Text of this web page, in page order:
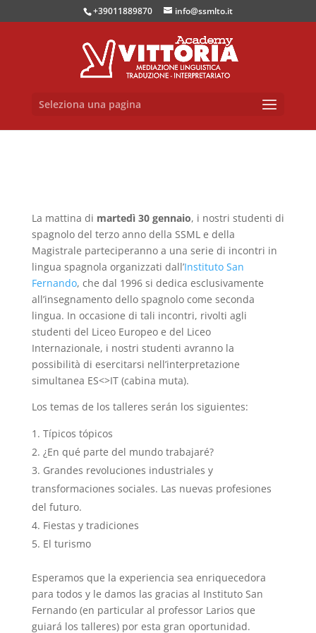
+39011889870 info@ssmlto.it
Seleziona una pagina
La mattina di martedì 30 gennaio, i nostri studenti di
spagnolo del terzo anno della SSML e della
Magistrale parteciperanno a una serie di incontri in
lingua spagnola organizzati dall’Instituto San
Fernando, che dal 1996 si dedica esclusivamente
all’insegnamento dello spagnolo come seconda
lingua. In occasione di tali incontri, rivolti agli
studenti del Liceo Europeo e del Liceo
Internazionale, i nostri studenti avranno la
possibilità di esercitarsi nell’interpretazione
simultanea ES<>IT (cabina muta).
Los temas de los talleres serán los siguientes:
Típicos tópicos
¿En qué parte del mundo trabajaré?
Grandes revoluciones industriales y
transformaciones sociales. Las nuevas profesiones
del futuro.
Fiestas y tradiciones
El turismo
Esperamos que la experiencia sea enriquecedora
para todos y le damos las gracias al Instituto San
Fernando (en particular al professor Larios que
guiará los talleres) por esta gran oportunidad.